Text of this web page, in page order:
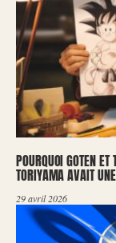
POURQUOI GOTEN
TORIYAMA AVAIT
29 avril 2026